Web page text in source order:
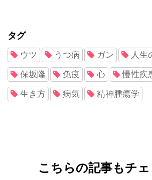
タグ
ウツ うつ病 ガン 人生
保坂隆 免疫 心 慢性疾
生き方 病気 精神腫瘍学
こちらの記事もチェ